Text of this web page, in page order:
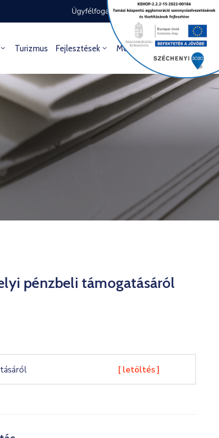
Ügyfélfogadás rendje Ügyintézés
Turizmus Fejlesztések Média Kultúra
pénzbeli támogatásáról
[ letöltés ]